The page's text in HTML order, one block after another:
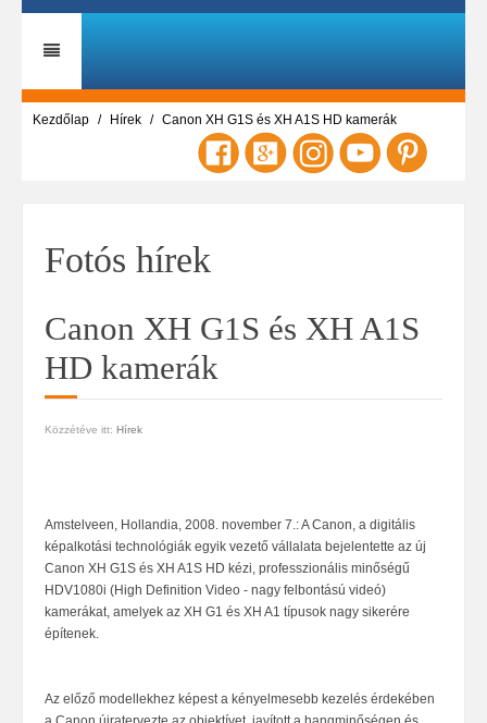
Kezdőlap Hírek Canon XH G1S és XH A1S HD kamerák
Fotós hírek
Canon XH G1S és XH A1S
HD kamerák
Közzétéve itt: Hírek
Amstelveen, Hollandia, 2008. november 7.: A Canon, a digitális
képalkotási technológiák egyik vezető vállalata bejelentette az új
Canon XH G1S és XH A1S HD kézi, professzionális minőségű
HDV1080i (High Definition Video - nagy felbontású videó)
kamerákat, amelyek az XH G1 és XH A1 típusok nagy sikerére
építenek.
Az előző modellekhez képest a kényelmesebb kezelés érdekében